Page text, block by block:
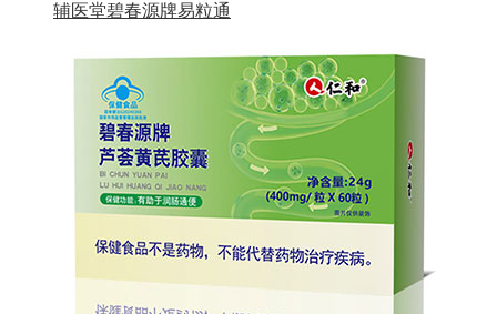
辅医堂碧春源牌易粒通